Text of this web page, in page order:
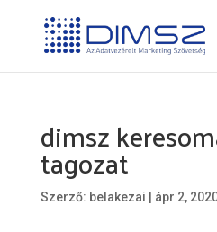
dimsz
tagozat
Szerző: belakezai ápr 2,